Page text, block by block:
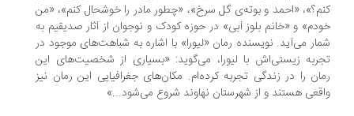
«احمد و بوته‌ی گل سرخ»، «چطور مادر را خوشحال کنم»، «من
و «خانم بلوز آبی» در حوزه کودک و نوجوان از آثار صدیقیم به
می‌آید. نویسنده رمان «لیورا» با اشاره به شباهت‌های موجود در
زیستی‌اش با لیورا، می‌گوید: «بسیاری از شخصیت‌های این
را در زندگی تجربه کرده‌ام. مکان‌های جغرافیایی این رمان نیز
هستند و از شهرستان نهاوند شروع می‌شود...»